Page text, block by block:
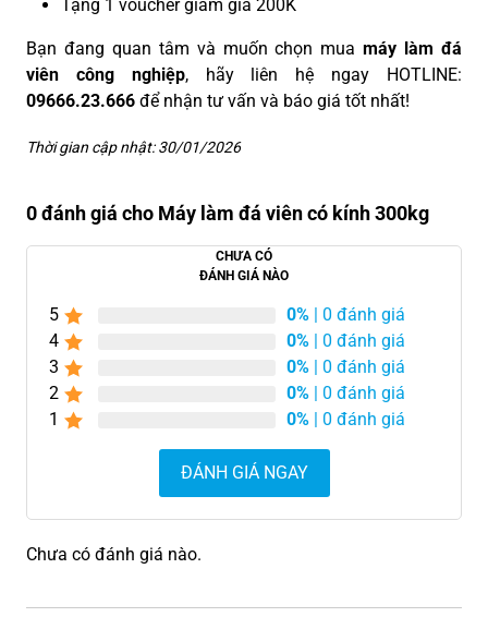
Tặng 1 voucher giảm giá 200K
Bạn đang quan tâm và muốn chọn muamáy làm đá
viên công nghiệp, hãy liên hệ ngay HOTLINE:
09666.23.666 để nhận tư vấn và báo giá tốt nhất!
Thời gian cập nhật: 30/01/2026
0 đánh giá cho Máy làm đá viên có kính 300kg
CHƯA CÓ
ĐÁNH GIÁ NÀO
5 0% | 0 đánh giá
4
0% | 0 đánh giá
3
0% | 0 đánh giá
2
0% | 0 đánh giá
1
0% | 0 đánh giá
ĐÁNH GIÁ NGAY
Chưa có đánh giá nào.